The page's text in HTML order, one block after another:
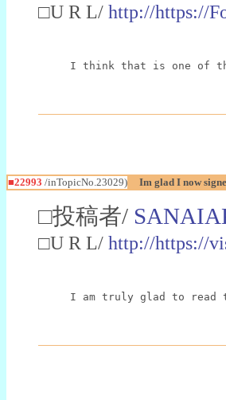
□U R L/ http://https://
I think that is one of
■22993 /inTopicNo.23029) Im glad I now
□投稿者/
□U R L/ http://https://
I am truly glad to read